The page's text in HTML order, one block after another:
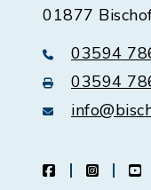
01877
03594
03594
facebook